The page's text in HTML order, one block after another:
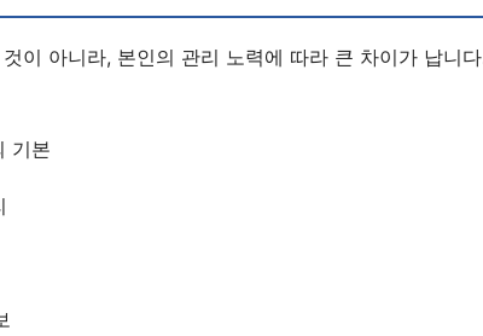
이 아니라, 본인의 관리 노력에 따라 큰 차이가 납니
기본